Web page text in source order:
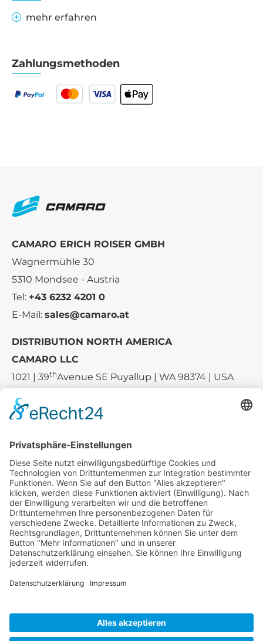
mehr erfahren
Zahlungsmethoden
CAMARO ERICH ROISER GMBH
Wagnermühle 30
5310 Mondsee - Austria
Tel: +43 6232 4201 0
E-Mail: sales@camaro.at
DISTRIBUTION NORTH AMERICA
CAMARO LLC
1021 | 39thAvenue SE Puyallup | WA 98374 | USA
Tel.:+1 253-867-57 35
Unternehmen
Service
Media
© 2026 - Camaro Erich Roiser GmbH
AGB Impressum